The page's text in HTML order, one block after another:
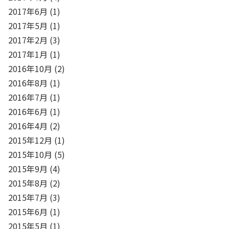
2017年6月 (1)
2017年5月 (1)
2017年2月 (3)
2017年1月 (1)
2016年10月 (2)
2016年8月 (1)
2016年7月 (1)
2016年6月 (1)
2016年4月 (2)
2015年12月 (1)
2015年10月 (5)
2015年9月 (4)
2015年8月 (2)
2015年7月 (3)
2015年6月 (1)
2015年5月 (1)